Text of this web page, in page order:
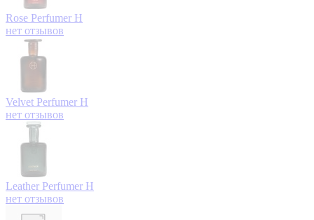
Rose Perfumer H
нет отзывов
Velvet Perfumer H
нет отзывов
Leather Perfumer H
нет отзывов